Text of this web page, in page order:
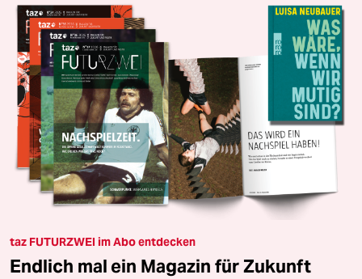
taz FUTURZWEI im Abo entdecken
Endlich mal ein Magazin für Zukunft